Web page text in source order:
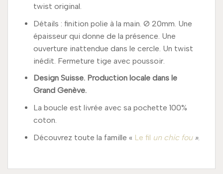
twist original.
Détails : finition polie à la main. Ø 20mm. Une
épaisseur qui donne de la présence. Une
ouverture inattendue dans le cercle. Un twist
inédit. Fermeture tige avec poussoir.
Design Suisse. Production locale dans le
Grand Genève.
La boucle est livrée avec sa pochette 100%
coton.
Découvrez toute la famille « Le fil un chic fou».